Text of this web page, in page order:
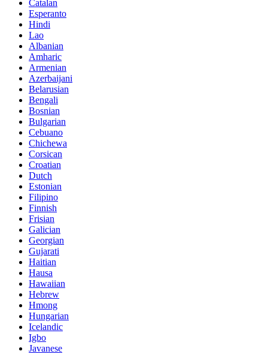
Catalan
Esperanto
Hindi
Lao
Albanian
Amharic
Armenian
Azerbaijani
Belarusian
Bengali
Bosnian
Bulgarian
Cebuano
Chichewa
Corsican
Croatian
Dutch
Estonian
Filipino
Finnish
Frisian
Galician
Georgian
Gujarati
Haitian
Hausa
Hawaiian
Hebrew
Hmong
Hungarian
Icelandic
Igbo
Javanese